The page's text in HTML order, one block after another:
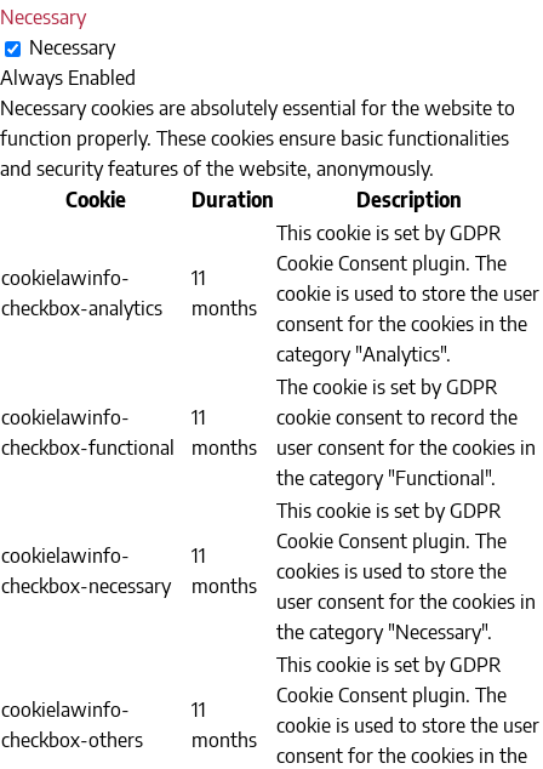
Necessary
Necessary
Always Enabled
Necessary cookies are absolutely essential for the website to
function properly. These cookies ensure basic functionalities
and security features of the website, anonymously.
Cookie
Duration Description
cookielawinfo-
checkbox-analytics
11
months
This cookie is set by GDPR
Cookie Consent plugin. The
cookie is used to store the user
consent for the cookies in the
category "Analytics".
cookielawinfo-
checkbox-functional
11
months
The cookie is set by GDPR
cookie consent to record the
user consent for the cookies in
the category "Functional".
cookielawinfo-
checkbox-necessary
11
months
This cookie is set by GDPR
Cookie Consent plugin. The
cookies is used to store the
user consent for the cookies in
the category "Necessary".
cookielawinfo-
checkbox-others
11
months
This cookie is set by GDPR
Cookie Consent plugin. The
cookie is used to store the user
consent for the cookies in the